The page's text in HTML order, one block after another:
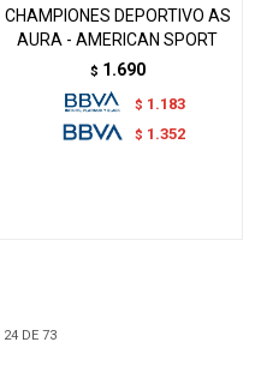
CHAMPIONES DEPORTIVO AS
AURA - AMERICAN SPORT
$ 1.690
$ 1.183
$ 1.352
24DE 73